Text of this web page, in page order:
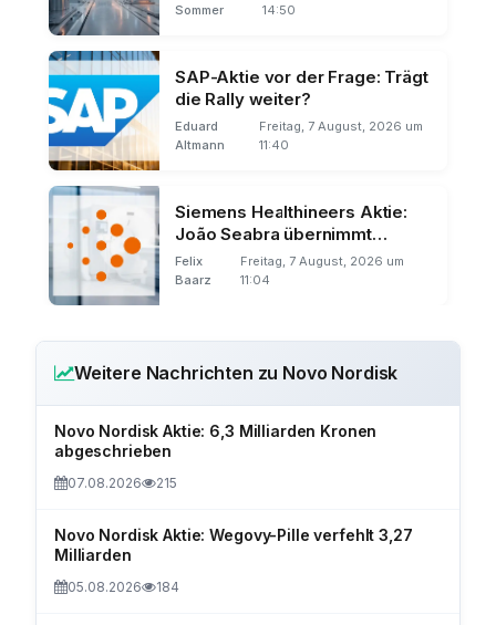
Sommer
14:50
SAP-Aktie vor der Frage: Trägt
die Rally weiter?
Eduard
Altmann
Freitag, 7 August, 2026 um
11:40
Siemens Healthineers Aktie:
João Seabra übernimmt
Amerika
Felix
Baarz
Freitag, 7 August, 2026 um
11:04
Weitere Nachrichten zu Novo Nordisk
Novo Nordisk Aktie: 6,3 Milliarden Kronen
abgeschrieben
07.08.2026 215
Novo Nordisk Aktie: Wegovy-Pille verfehlt 3,27
Milliarden
05.08.2026 184